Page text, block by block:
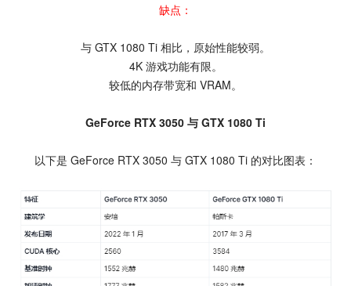
缺点：
与 GTX 1080 Ti 相比，原始性能较弱。
4K 游戏功能有限。
较低的内存带宽和 VRAM。
GeForce RTX 3050 与 GTX 1080 Ti
以下是 GeForce RTX 3050 与 GTX 1080 Ti 的对比图表：